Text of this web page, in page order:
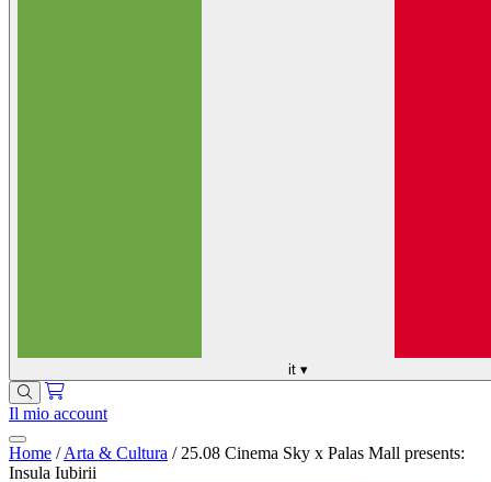
it ▾
Il mio account
Home / Arta & Cultura / 25.08 Cinema Sky x Palas Mall presents:
Insula Iubirii